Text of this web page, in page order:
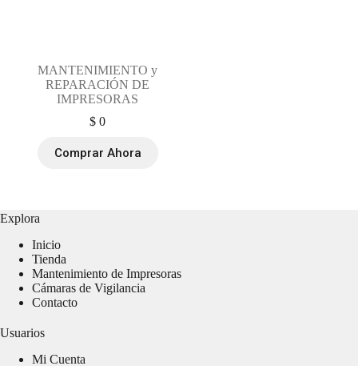
MANTENIMIENTO y
REPARACIÓN DE
IMPRESORAS
$ 0
Comprar Ahora
Explora
Inicio
Tienda
Mantenimiento de Impresoras
Cámaras de Vigilancia
Contacto
Usuarios
Mi Cuenta